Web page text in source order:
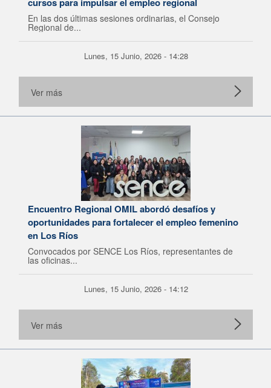
En las dos últimas sesiones ordinarias, el Consejo
Regional de...
Lunes, 15 Junio, 2026 - 14:28
Ver más
Encuentro Regional OMIL abordó desafíos y
oportunidades para fortalecer el empleo femenino
en Los Ríos
Convocados por SENCE Los Ríos, representantes de
las oficinas...
Lunes, 15 Junio, 2026 - 14:12
Ver más